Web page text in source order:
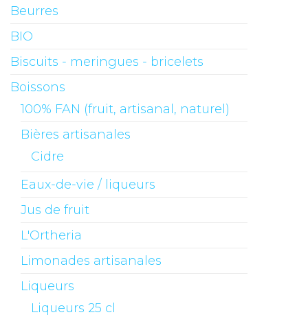
Beurres
BIO
Biscuits - meringues - bricelets
Boissons
100% FAN (fruit, artisanal, naturel)
Bières artisanales
Cidre
Eaux-de-vie / liqueurs
Jus de fruit
L'Ortheria
Limonades artisanales
Liqueurs
Liqueurs 25 cl